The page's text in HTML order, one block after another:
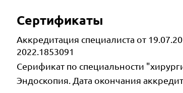
Сертификаты
Аккредитация специалиста от
2022.1853091
Серификат по специальности
Эндоскопия. Дата окончания